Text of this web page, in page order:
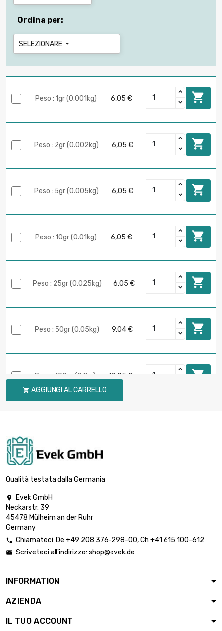
Ordina per:
SELEZIONARE 
Peso : 1gr (0.001kg) 6,05 € 
Peso : 2gr (0.002kg) 6,05 € 
Peso : 5gr (0.005kg) 6,05 € 
Peso : 10gr (0.01kg) 6,05 € 
Peso : 25gr (0.025kg) 6,05 € 
Peso : 50gr (0.05kg) 9,04 € 
Peso : 100gr (0.1kg) 12,05 € 
Peso : 1 000gr (1kg)
 AGGIUNGI AL CARRELLO
Qualità testata dalla Germania

Evek GmbH
Neckarstr. 39
45478 Mülheim an der Ruhr
Germany
 Chiamateci: De +49 208 376-298-00, Ch +41 615 100-612
 Scriveteci all'indirizzo: shop@evek.de
INFORMATION
AZIENDA
IL TUO ACCOUNT